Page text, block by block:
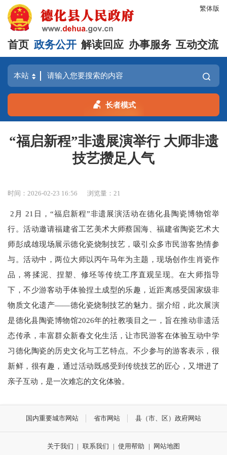
繁体版
首页 政务公开 解读回应 办事服务 互动交流
长者模式
“福启新程”非遗展演举行 大师非遗
技艺攒足人气
时间：2026-02-23 16:56 浏览量：21
2月 21日，“福启新程”非遗展演活动在德化县陶瓷博物馆举
行。活动邀请福建省工艺美术大师蔡国海、福建省陶瓷艺术大
师彭成雄现场展示德化瓷烧制技艺，吸引众多市民游客热情参
与。活动中，两位大师以丙午马年为主题，现场创作生肖瓷作
品，将揉泥、捏塑、修坯等传统工序直观呈现。在大师指导
下，不少游客动手体验捏土成型的乐趣，近距离感受国家级非
物质文化遗产——德化瓷烧制技艺的魅力。据介绍，此次展演
是德化县陶瓷博物馆2026年的社教项目之一，旨在推动非遗活
态传承，丰富群众新春文化生活，让市民游客在体验互动中学
习德化陶瓷的历史文化与工艺特点。不少参与的游客表示，很
新鲜，很有趣，通过活动既感受到传统技艺的匠心，又增进了
亲子互动，是一次难忘的文化体验。
国内重要城市网站 省市网站 县（市、区）政府网站
关于我们 | 联系我们 | 使用帮助 | 网站地图